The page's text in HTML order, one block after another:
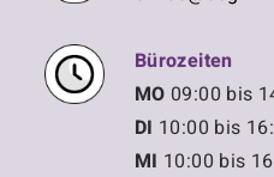
Bürozeiten
MO 09:00 bis
DI 10:00 bis
MI 10:00 bis